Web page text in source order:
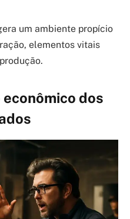
um ambiente propício
elementos vitais
dos